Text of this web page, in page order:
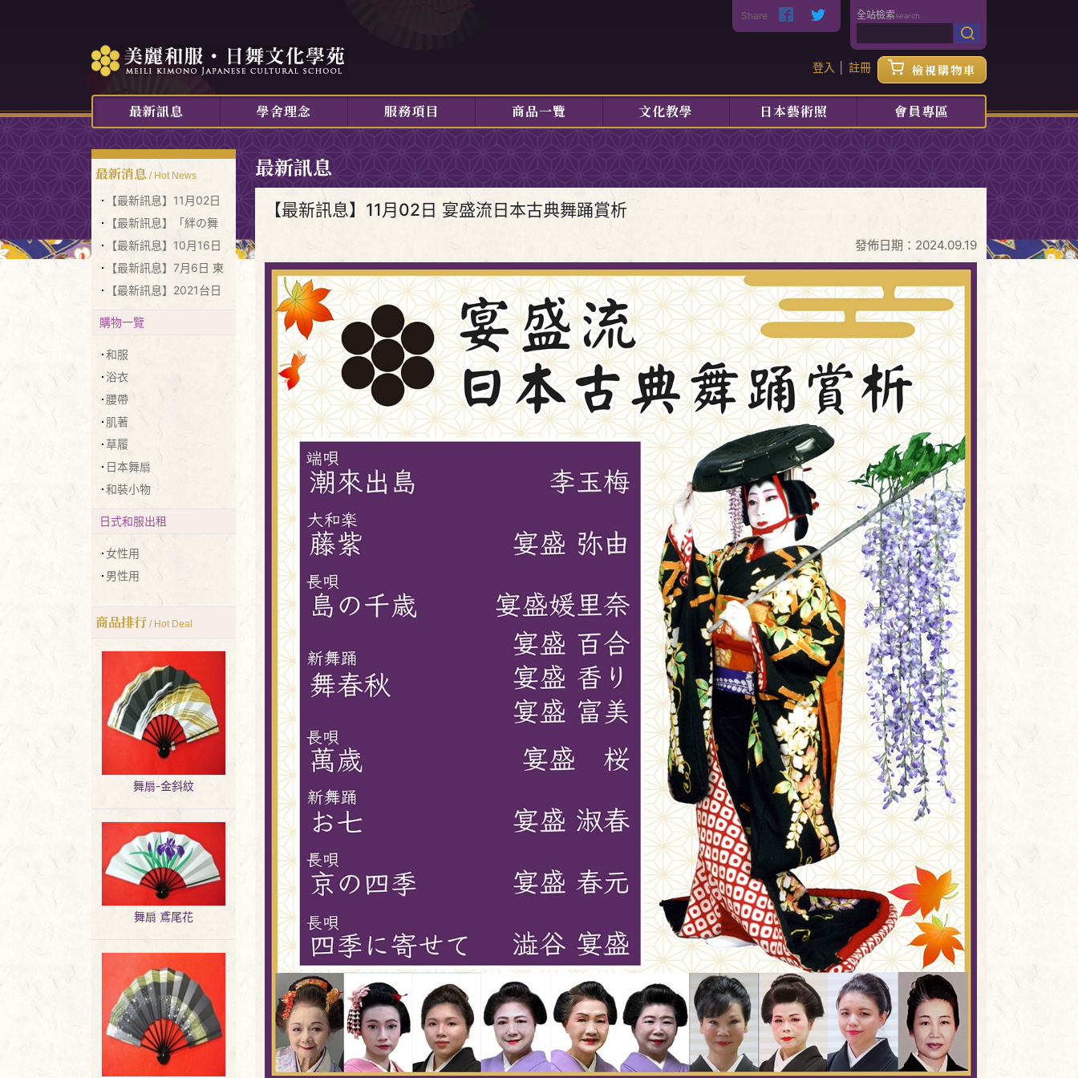
Share 全站檢索search
登入 註冊 檢視購物車
最新訊息 學舍理念 服務項目 商品一覽 文化教學 日本藝術照 會員專區
最新消息 / Hot News
【最新訊息】11月02日
宴盛流日本古典舞踊賞
析
【最新訊息】「絆の舞
道」日本舞踊 宴盛流 發
表會
【最新訊息】10月16日
四齣日本名劇貫穿表演
【最新訊息】7月6日 東
京公演
【最新訊息】2021台日
正式演出
購物一覽
和服
浴衣
腰帶
肌著
草履
日本舞扇
和裝小物
日式和服出租
女性用
男性用
商品排行 / Hot Deal
舞扇-金斜紋
舞扇 鳶尾花
最新訊息
【最新訊息】11月02日 宴盛流日本古典舞踊賞析
發佈日期：2024.09.19